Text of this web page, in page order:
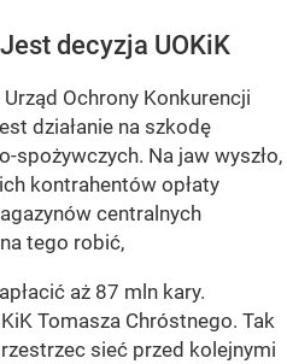
decyzja UOKiK
Urząd Ochrony Konkurencji
działanie na szkodę
Na jaw wyszło,
kontrahentów opłaty
centralnych
tego robić,
aż 87 mln kary.
Tomasza Chróstnego. Tak
sieć przed kolejnymi